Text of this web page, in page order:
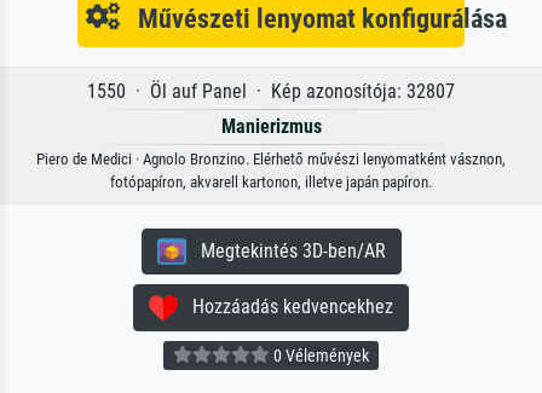
Művészeti lenyomat konfigurálása
1550 · Öl auf Panel · Kép azonosítója: 32807
Manierizmus
Piero de Medici · Agnolo Bronzino. Elérhető művészi lenyomatként vásznon,
fotópapíron, akvarell kartonon, illetve japán papíron.
Megtekintés 3D-ben/AR
Hozzáadás kedvencekhez
0 Vélemények